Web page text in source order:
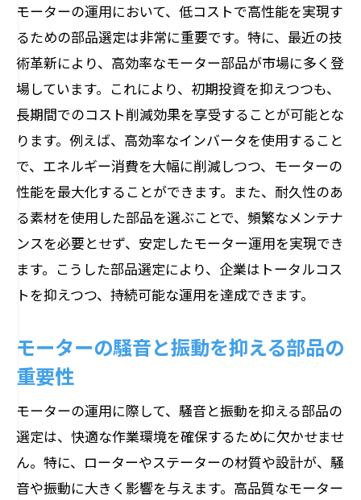
モーターの性能を引き出すための部品選びガ
イド
性能最大化のための部品選びの秘訣
エネルギー効率を高める部品の選び方
パフォーマンス向上のための部品選定
動作環境に応じた適切な部品選び
長期的な性能維持を実現する選定方法
モーター特性に適した部品の見つけ方
防塵・防水性能を持つモーター部品の重要性
環境条件に対応する部品選び
防塵・防水性能が必要な理由
信頼性を確保するための選定基準
信頼性を高めるモーター部品の選び方
モーターの運用において、低コストで高性能を実現す
るための部品選定は非常に重要です。特に、最近の技
術革新により、高効率なモーター部品が市場に多く登
場しています。これにより、初期投資を抑えつつも、
長期間でのコスト削減効果を享受することが可能とな
ります。例えば、高効率なインバータを使用すること
で、エネルギー消費を大幅に削減しつつ、モーターの
性能を最大化することができます。また、耐久性のあ
る素材を使用した部品を選ぶことで、頻繁なメンテナ
ンスを必要とせず、安定したモーター運用を実現でき
ます。こうした部品選定により、企業はトータルコス
トを抑えつつ、持続可能な運用を達成できます。
モーターの騒音と振動を抑える部品の
重要性
モーターの運用に際して、騒音と振動を抑える部品の
選定は、快適な作業環境を確保するために欠かせませ
ん。特に、ローターやステーターの材質や設計が、騒
音や振動に大きく影響を与えます。高品質なモーター